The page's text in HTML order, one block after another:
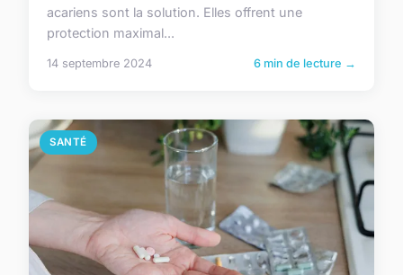
acariens sont la solution. Elles offrent une
protection maximal...
14 septembre 2024 6 min de lecture →
SANTÉ